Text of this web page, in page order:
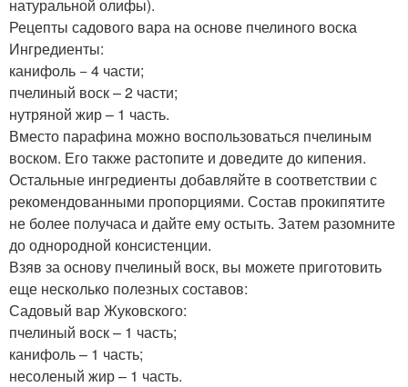
натуральной олифы).
Рецепты садового вара на основе пчелиного воска
Ингредиенты:
канифоль − 4 части;
пчелиный воск – 2 части;
нутряной жир – 1 часть.
Вместо парафина можно воспользоваться пчелиным
воском. Его также растопите и доведите до кипения.
Остальные ингредиенты добавляйте в соответствии с
рекомендованными пропорциями. Состав прокипятите
не более получаса и дайте ему остыть. Затем разомните
до однородной консистенции.
Взяв за основу пчелиный воск, вы можете приготовить
еще несколько полезных составов:
Садовый вар Жуковского:
пчелиный воск – 1 часть;
канифоль – 1 часть;
несоленый жир – 1 часть.